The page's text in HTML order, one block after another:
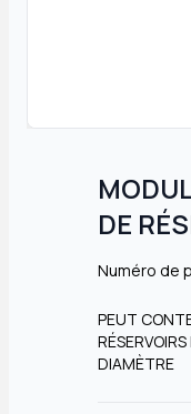
DE
Numéro de
PEUT
DIAMÈTRE